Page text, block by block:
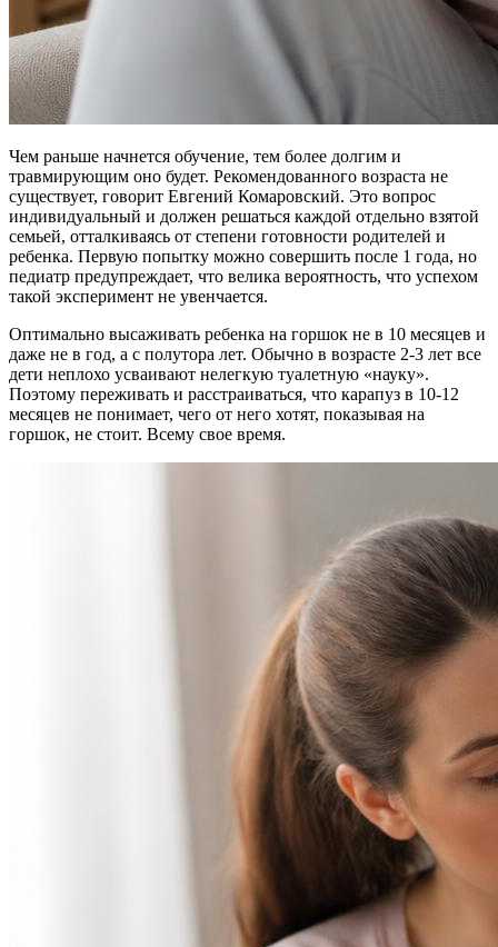
Чем раньше начнется обучение, тем более долгим и
травмирующим оно будет. Рекомендованного возраста не
существует, говорит Евгений Комаровский. Это вопрос
индивидуальный и должен решаться каждой отдельно взятой
семьей, отталкиваясь от степени готовности родителей и
ребенка. Первую попытку можно совершить после 1 года, но
педиатр предупреждает, что велика вероятность, что успехом
такой эксперимент не увенчается.
Оптимально высаживать ребенка на горшок не в 10 месяцев и
даже не в год, а с полутора лет. Обычно в возрасте 2-3 лет все
дети неплохо усваивают нелегкую туалетную «науку».
Поэтому переживать и расстраиваться, что карапуз в 10-12
месяцев не понимает, чего от него хотят, показывая на
горшок, не стоит. Всему свое время.